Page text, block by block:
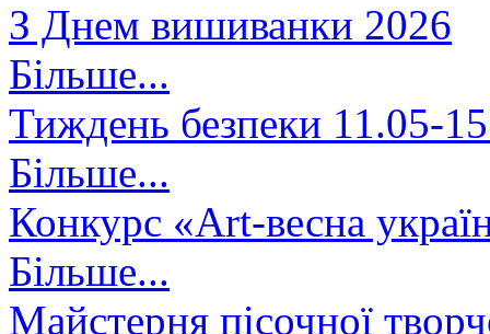
З Днем вишиванки 2026
Більше...
Тиждень безпеки 11.05-
Більше...
Конкурс «Art-весна
Більше...
Майстерня пісочної